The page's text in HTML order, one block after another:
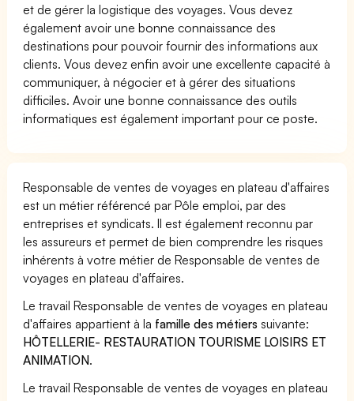
et de gérer la logistique des voyages. Vous devez
également avoir une bonne connaissance des
destinations pour pouvoir fournir des informations aux
clients. Vous devez enfin avoir une excellente capacité à
communiquer, à négocier et à gérer des situations
difficiles. Avoir une bonne connaissance des outils
informatiques est également important pour ce poste.
Responsable de ventes de voyages en plateau d'affaires
est un métier référencé par Pôle emploi, par des
entreprises et syndicats. Il est également reconnu par
les assureurs et permet de bien comprendre les risques
inhérents à votre métier de Responsable de ventes de
voyages en plateau d'affaires.
Le travail Responsable de ventes de voyages en plateau
d'affaires appartient à la famille des métiers suivante:
HÔTELLERIE- RESTAURATION TOURISME LOISIRS ET
ANIMATION.
Le travail Responsable de ventes de voyages en plateau